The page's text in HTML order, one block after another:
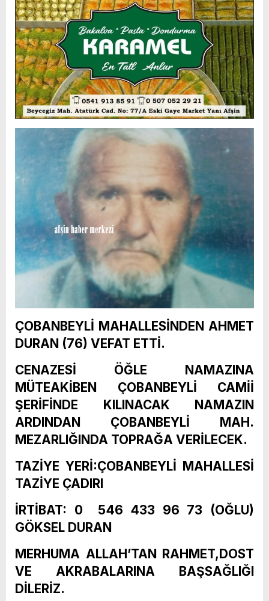
ÇOBANBEYLİ MAHALLESİNDEN AHMET
DURAN (76) VEFAT ETTİ.
CENAZESİ ÖĞLE NAMAZINA
MÜTEAKİBEN ÇOBANBEYLİ CAMİİ
ŞERİFİNDE KILINACAK NAMAZIN
ARDINDAN ÇOBANBEYLİ MAH.
MEZARLIĞINDA TOPRAĞA VERİLECEK.
TAZİYE YERİ:ÇOBANBEYLİ MAHALLESİ
TAZİYE ÇADIRI
İRTİBAT: 0 546 433 96 73 (OĞLU)
GÖKSEL DURAN
MERHUMA ALLAH’TAN RAHMET,DOST
VE AKRABALARINA BAŞSAĞLIĞI
DİLERİZ.